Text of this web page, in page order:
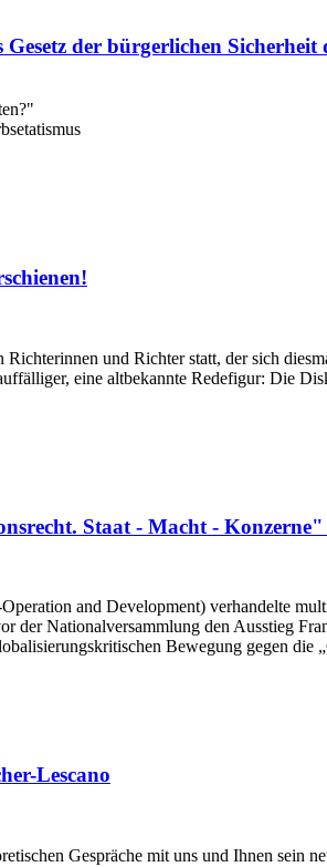
der bürgerlichen
und Richter statt, der sich
eine altbekannte Redefigur: Die
Staat - Macht - Konzerne"
and Development) verhandelte
Nationalversammlung den Ausstieg
Bewegung gegen die
Lescano
Gespräche mit uns und Ihnen sein